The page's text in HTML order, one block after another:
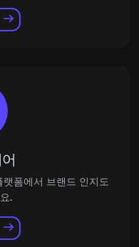
폼에서 브랜드 인지도
.